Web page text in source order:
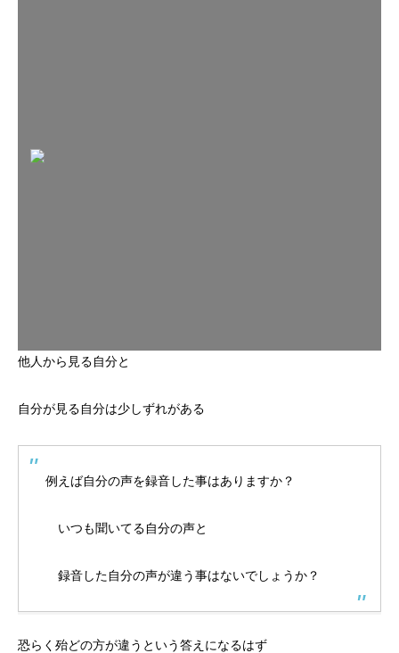
他人から見る自分と
自分が見る自分は少しずれがある
例えば自分の声を録音した事はありますか？
いつも聞いてる自分の声と
録音した自分の声が違う事はないでしょうか？
恐らく殆どの方が違うという答えになるはず